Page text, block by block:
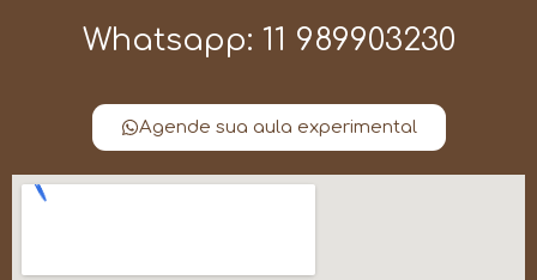
Whatsapp: 11 989903230
Agende sua aula experimental